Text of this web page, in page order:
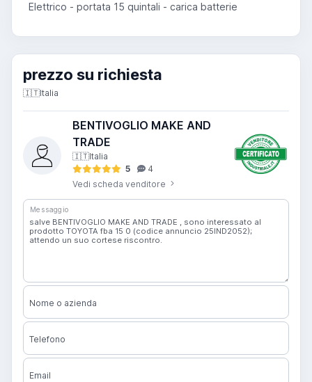
Elettrico - portata 15 quintali - carica batterie
prezzo su richiesta
🇮🇹Italia
BENTIVOGLIO MAKE AND
TRADE
🇮🇹Italia
5
4
Vedi scheda venditore
Messaggio
Nome o azienda
Telefono
Email